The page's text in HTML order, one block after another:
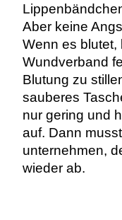
Aber keine
Wenn es blutet,
Wundverband
Blutung zu
sauberes
nur gering und
auf. Dann
unternehmen,
wieder ab.